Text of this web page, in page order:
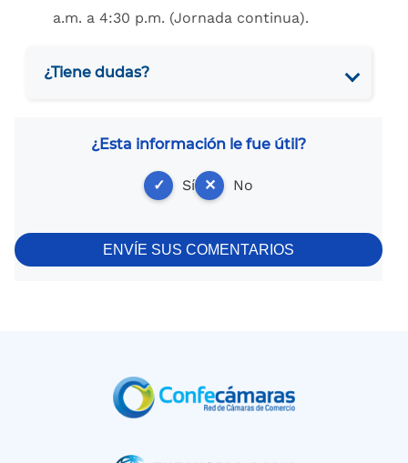
a.m. a 4:30 p.m. (Jornada continua).
¿Tiene dudas?
¿Esta información le fue útil?
✓ Sí ✕ No
ENVÍE SUS COMENTARIOS